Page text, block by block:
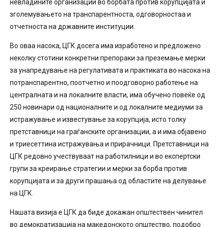
невладините организации во борбата против корупцијата и
зголемувањето на транспарентноста, одговорностаа и
отчетноста на државните институции.
Во оваа насока, ЦГК досега има изработено и предложено
неколку стотини конкретни препораки за преземање мерки
за унапредување на регулативата и практиката во насока на
потранспарентно, поотчетно и поодговорно работење на
централната и на локалните власти, има обучено повеќе од
250 новинари од националните и од локалните медиуми за
истражување и известување за корупција, исто толку
претставници на граѓанските организации, а и има објавено
и триесеттина истражувања и прирачници. Претставници на
ЦГК редовно учествуваат на работилници и во експертски
групи за креирање стратегии и мерки за борба против
корупцијата и за други прашања од областите на делување
на ЦГК.
Нашата визија е ЦГК да биде докажан општествен чинител
во демократизација на македонското општество, подобро